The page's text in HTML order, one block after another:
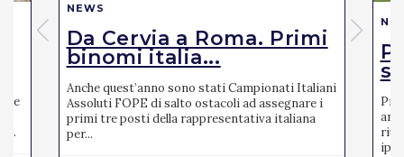
...
NEWS
Da Cervia a Roma. Primi
binomi italia...
Anche quest’anno sono stati Campionati Italiani
Assoluti FOPE di salto ostacoli ad assegnare i
primi tre posti della rappresentativa italiana
per...